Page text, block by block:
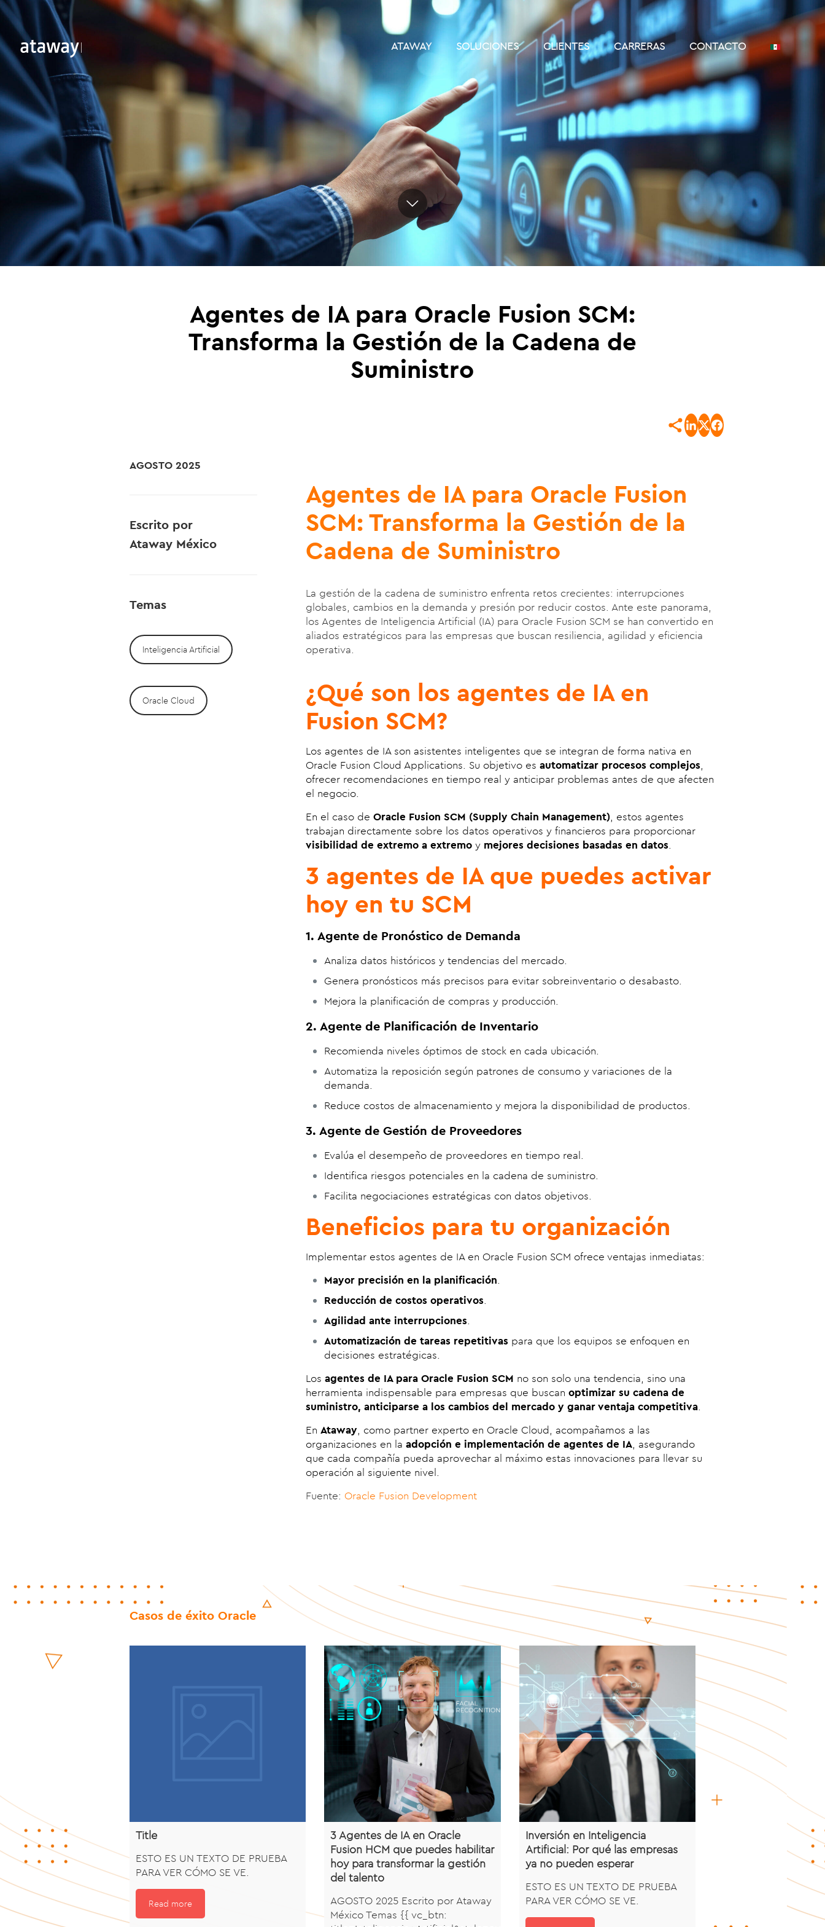
ATAWAY SOLUCIONES CLIENTES CARRERAS CONTACTO
Agentes de IA para Oracle Fusion SCM:
Transforma la Gestión de la Cadena de
Suministro
AGOSTO 2025
Escrito por
Ataway México
Temas
Inteligencia Artificial
Oracle Cloud
Agentes de IA para Oracle Fusion
SCM: Transforma la Gestión de la
Cadena de Suministro
La gestión de la cadena de suministro enfrenta retos crecientes: interrupciones
globales, cambios en la demanda y presión por reducir costos. Ante este panorama,
los Agentes de Inteligencia Artificial (IA) para Oracle Fusion SCM se han convertido en
aliados estratégicos para las empresas que buscan resiliencia, agilidad y eficiencia
operativa.
¿Qué son los agentes de IA en
Fusion SCM?
Los agentes de IA son asistentes inteligentes que se integran de forma nativa en
Oracle Fusion Cloud Applications. Su objetivo es automatizar procesos complejos,
ofrecer recomendaciones en tiempo real y anticipar problemas antes de que afecten
el negocio.
En el caso de Oracle Fusion SCM (Supply Chain Management), estos agentes
trabajan directamente sobre los datos operativos y financieros para proporcionar
visibilidad de extremo a extremoy mejores decisiones basadas en datos.
3 agentes de IA que puedes activar
hoy en tu SCM
1. Agente de Pronóstico de Demanda
Analiza datos históricos y tendencias del mercado.
Genera pronósticos más precisos para evitar sobreinventario o desabasto.
Mejora la planificación de compras y producción.
2. Agente de Planificación de Inventario
Recomienda niveles óptimos de stock en cada ubicación.
Automatiza la reposición según patrones de consumo y variaciones de la
demanda.
Reduce costos de almacenamiento y mejora la disponibilidad de productos.
3. Agente de Gestión de Proveedores
Evalúa el desempeño de proveedores en tiempo real.
Identifica riesgos potenciales en la cadena de suministro.
Facilita negociaciones estratégicas con datos objetivos.
Beneficios para tu organización
Implementar estos agentes de IA en Oracle Fusion SCM ofrece ventajas inmediatas:
Mayor precisión en la planificación.
Reducción de costos operativos.
Agilidad ante interrupciones.
Automatización de tareas repetitivas para que los equipos se enfoquen en
decisiones estratégicas.
Los agentes de IA para Oracle Fusion SCM no son solo una tendencia, sino una
herramienta indispensable para empresas que buscan optimizar su cadena de
suministro, anticiparse a los cambios del mercado y ganar ventaja competitiva.
En Ataway, como partner experto en Oracle Cloud, acompañamos a las
organizaciones en la adopción e implementación de agentes de IA, asegurando
que cada compañía pueda aprovechar al máximo estas innovaciones para llevar su
operación al siguiente nivel.
Fuente: Oracle Fusion Development
Casos de éxito Oracle
Title
ESTO ES UN TEXTO DE PRUEBA
PARA VER CÓMO SE VE.
Read more
3 Agentes de IA en Oracle
Fusion HCM que puedes habilitar
hoy para transformar la gestión
del talento
AGOSTO 2025 Escrito por Ataway
México Temas {{ vc_btn:
Inversión en Inteligencia
Artificial: Por qué las empresas
ya no pueden esperar
ESTO ES UN TEXTO DE PRUEBA
PARA VER CÓMO SE VE.